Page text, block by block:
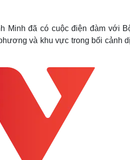
- Điện ảnh
Nghệ sĩ
Thời trang
Sao Việt
Minh đã có cuộc điện đàm với
và khu vực trong bối cảnh